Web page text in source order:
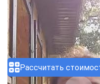
Рассчитать